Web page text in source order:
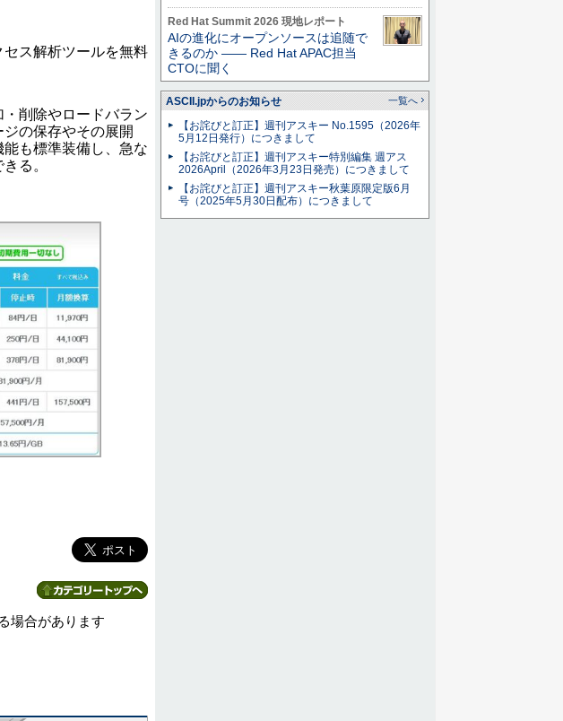
ス解析ツールを無料
削除やロードバラン
の保存やその展開
能も標準装備し、急な
る。
場合があります
Red Hat Summit 2026 現地レポート
AIの進化にオープンソースは追随で
きるのか ―― Red Hat APAC担当
CTOに聞く
ASCII.jpからのお知らせ 一覧へ
【お詫びと訂正】週刊アスキー No.1595（2026年
5月12日発行）につきまして
【お詫びと訂正】週刊アスキー特別編集 週アス
2026April（2026年3月23日発売）につきまして
【お詫びと訂正】週刊アスキー秋葉原限定版6月
号（2025年5月30日配布）につきまして